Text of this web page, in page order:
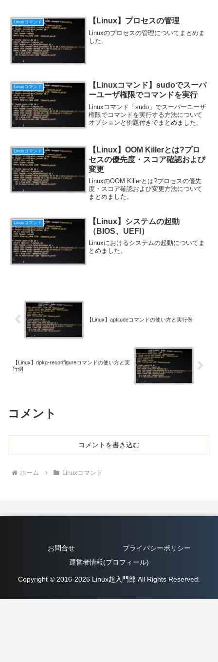
Linuxコマンド 【Linux】プロセスの管理
Linuxのプロセスの管理についてまとめま
した。
Linuxコマンド
【Linuxコマンド】sudoでスーパ
ーユーザ権限でコマンドを実行
Linuxコマンド「sudo」でスーパーユーザ
権限でコマンドを実行する方法について
オプションと例題付きでまとめました。
Linuxコマンド
【Linux】OOM Killerとは?プロ
セスの優先度・スコア確認および
変更
LinuxのOOM Killerとは?プロセスの優先
度・スコア確認および変更方法について
まとめました。
Linuxコマンド
【Linux】システムの起動
（BIOS、UEFI）
Linuxにおけるシステムの起動についてま
とめました。
【Linux】aptitudeコマンドの使い方と実行例
【Linux】dpkg-reconfigureコマンドの使い方と実
行例
コメント
コメントを書き込む
ホーム Linuxコマンド
お問合せ
プライバシーポリシー
運営者情報(プロフィール)
Copyright © 2016-2026 Linux超入門部 All Rights Reserved.